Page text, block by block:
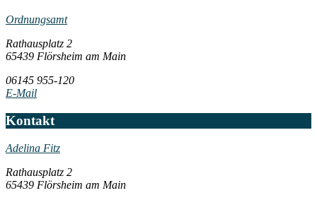
Ordnungsamt
Rathausplatz 2
65439 Flörsheim am Main
06145 955-120
E-Mail
Kontakt
Adelina Fitz
Rathausplatz 2
65439 Flörsheim am Main